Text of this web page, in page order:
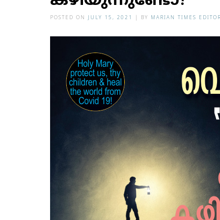
POSTED ON JULY 15, 2021 BY MARIAN TIMES